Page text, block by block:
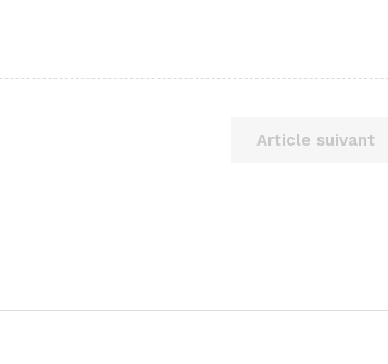
Article suivant